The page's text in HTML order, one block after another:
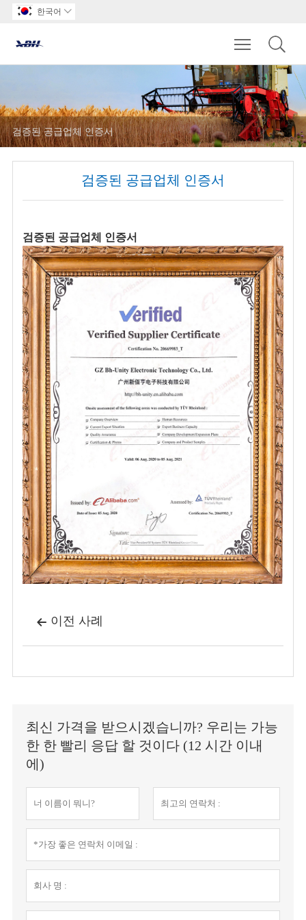
한국어 
Toggle
검증된 공급업체 인증서
검증된 공급업체 인증서
검증된 공급업체 인증서
 이전 사례
최신 가격을 받으시겠습니까? 우리는 가능
한 한 빨리 응답 할 것이다 (12 시간 이내
에)